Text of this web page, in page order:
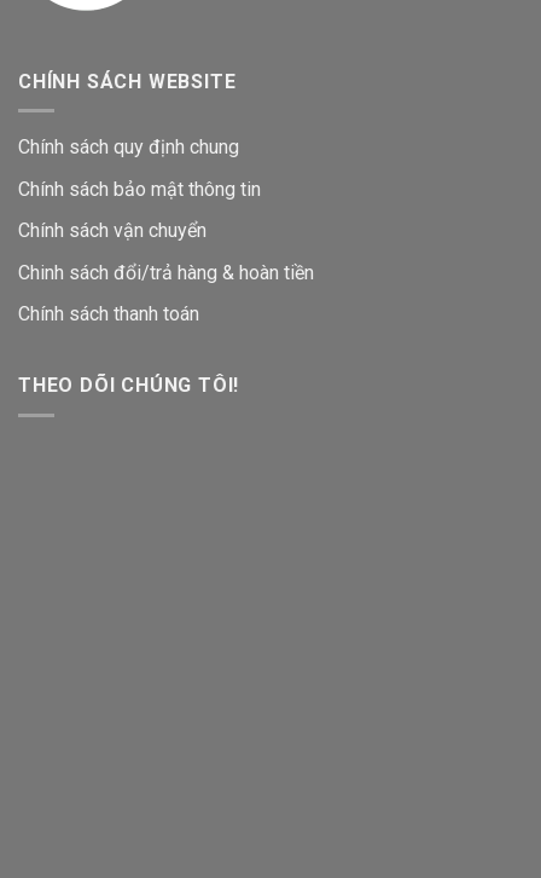
CHÍNH SÁCH WEBSITE
Chính sách quy định chung
Chính sách bảo mật thông tin
Chính sách vận chuyển
Chinh sách đổi/trả hàng & hoàn tiền
Chính sách thanh toán
THEO DÕI CHÚNG TÔI!